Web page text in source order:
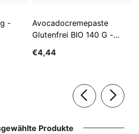
-
Avocadocremepaste
Glutenfrei BIO 140 G -
€4,44
Produkte